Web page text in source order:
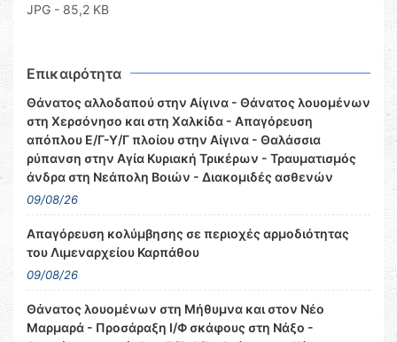
JPG - 85,2 KB
Επικαιρότητα
Θάνατος αλλοδαπού στην Αίγινα - Θάνατος λουομένων
στη Χερσόνησο και στη Χαλκίδα - Απαγόρευση
απόπλου Ε/Γ-Υ/Γ πλοίου στην Αίγινα - Θαλάσσια
ρύπανση στην Αγία Κυριακή Τρικέρων - Τραυματισμός
άνδρα στη Νεάπολη Βοιών - Διακομιδές ασθενών
09/08/26
Απαγόρευση κολύμβησης σε περιοχές αρμοδιότητας
του Λιμεναρχείου Καρπάθου
09/08/26
Θάνατος λουομένων στη Μήθυμνα και στον Νέο
Μαρμαρά - Προσάραξη Ι/Φ σκάφους στη Νάξο -